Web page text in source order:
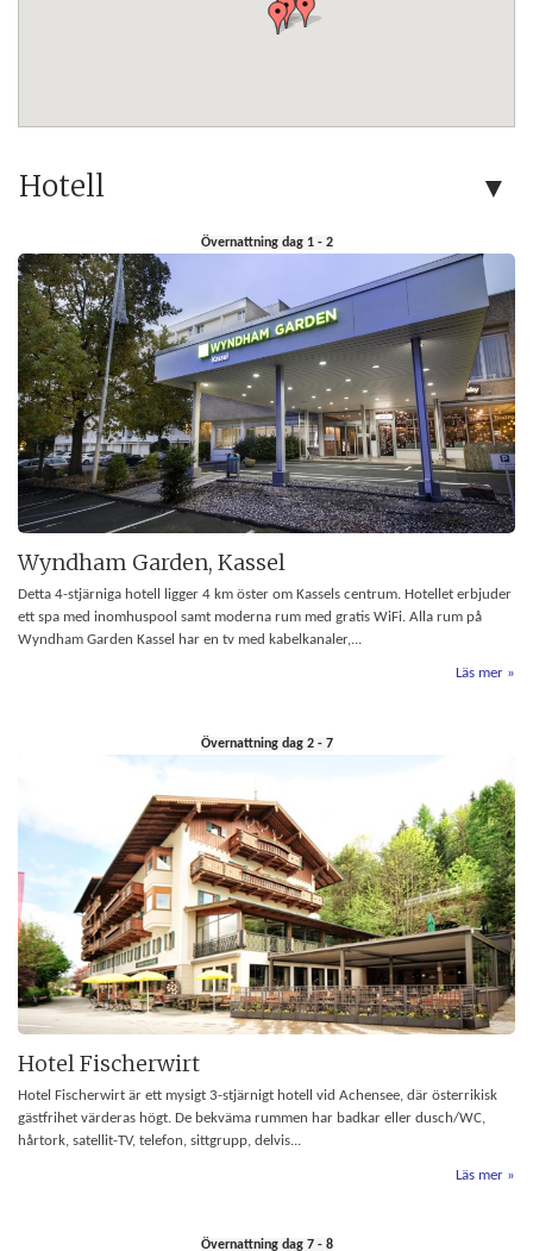
Hotell
Övernattning dag 1 - 2
Wyndham Garden, Kassel
Detta 4-stjärniga hotell ligger 4 km öster om Kassels centrum. Hotellet erbjuder
ett spa med inomhuspool samt moderna rum med gratis WiFi. Alla rum på
Wyndham Garden Kassel har en tv med kabelkanaler,...
Läs mer
Övernattning dag 2 - 7
Hotel Fischerwirt
Hotel Fischerwirt är ett mysigt 3-stjärnigt hotell vid Achensee, där österrikisk
gästfrihet värderas högt. De bekväma rummen har badkar eller dusch/WC,
hårtork, satellit-TV, telefon, sittgrupp, delvis...
Läs mer
Övernattning dag 7 - 8